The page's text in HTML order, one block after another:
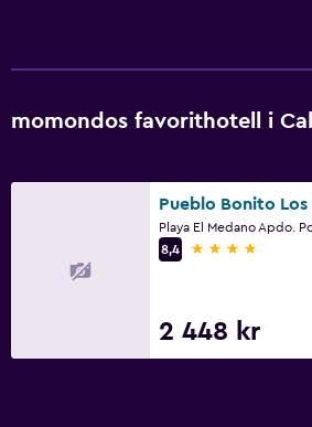
Ångbastu
Allmänt
Utsikt över trädgård
momondos favorithotell i
8,4
4 stjärnor
2 448 kr